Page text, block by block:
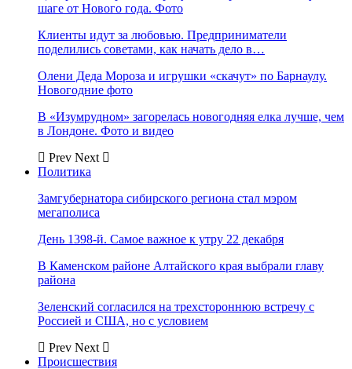
шаге от Нового года. Фото
Клиенты идут за любовью. Предприниматели
поделились советами, как начать дело в…
Олени Деда Мороза и игрушки «скачут» по Барнаулу.
Новогодние фото
В «Изумрудном» загорелась новогодняя елка лучше, чем
в Лондоне. Фото и видео
Prev Next
Политика
Замгубернатора сибирского региона стал мэром
мегаполиса
День 1398-й. Самое важное к утру 22 декабря
В Каменском районе Алтайского края выбрали главу
района
Зеленский согласился на трехстороннюю встречу с
Россией и США, но с условием
Prev Next
Происшествия